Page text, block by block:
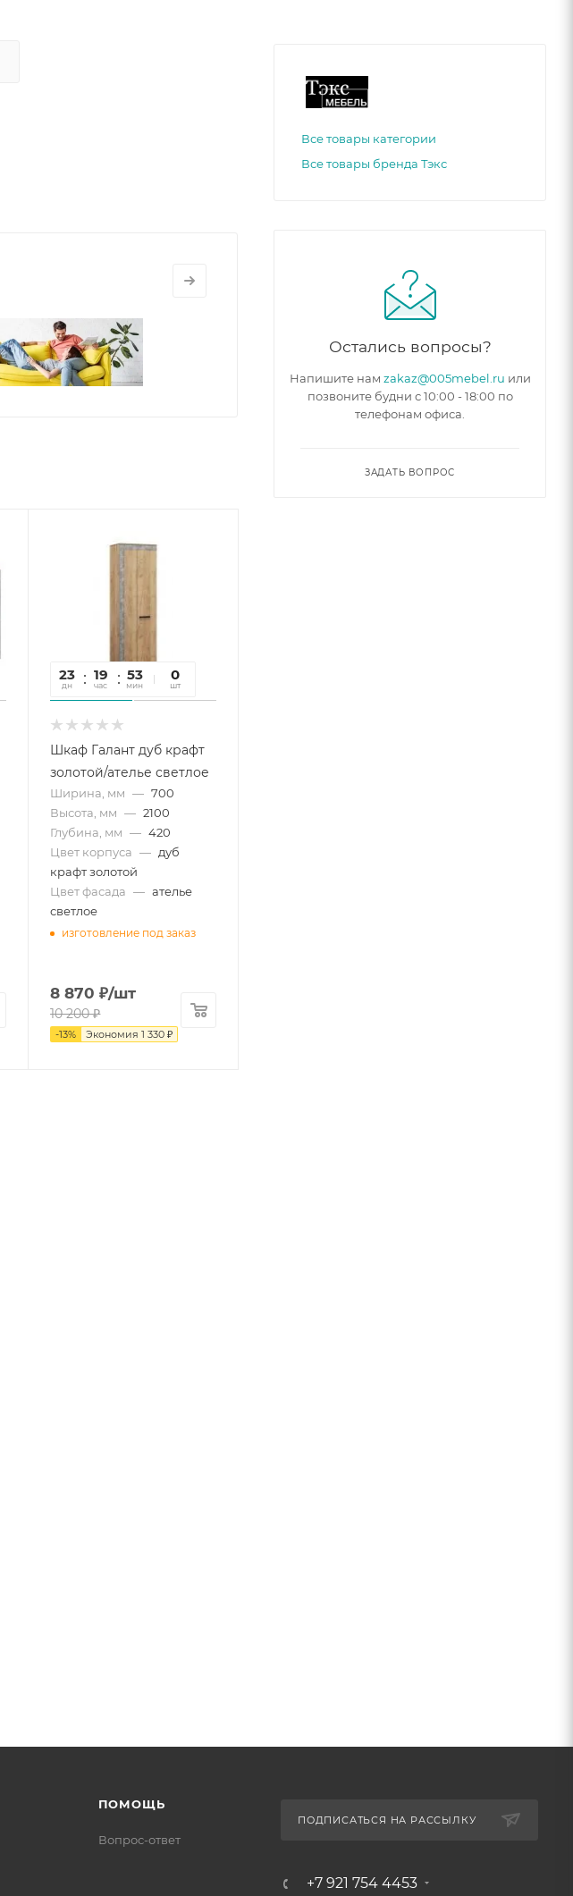
23
дн
19
час
53
мин
12
сек
0
шт
Шкаф Галант дуб крафт
золотой/ателье светлое
Ширина, мм — 700
Высота, мм — 2100
Глубина, мм — 420
Цвет корпуса — дуб
крафт золотой
Цвет фасада — ателье
светлое
изготовление под заказ
8 870 ₽/шт
10 200₽
-13% Экономия 1 330 ₽
Все товары категории
Все товары бренда Тэкс
Остались вопросы?
Напишите нам zakaz@005mebel.ru или
позвоните будни с 10:00 - 18:00 по
телефонам офиса.
ЗАДАТЬ ВОПРОС
ПОМОЩЬ
Вопрос-ответ
ПОДПИСАТЬСЯ НА РАССЫЛКУ
+7 921 754 4453